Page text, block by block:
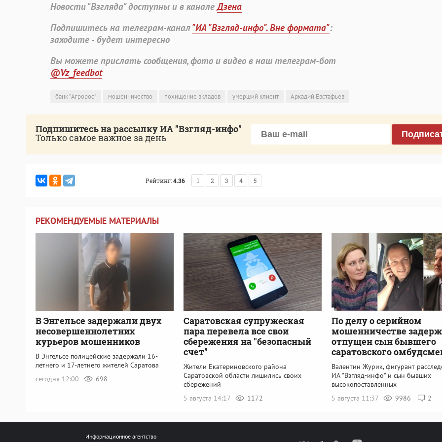
Новости "Взгляда" доступны и в каналеДзена
Подпишитесь на телеграм-канал"ИА "Взгляд-инфо". Вне формата":
заходите - будет интересно
Вы можете прислать сообщения, фото и видео в наш телеграм-бот
@Vz_feedbot
банк "Агророс" мошенничество похищение вкладов умерший клиент Аркадий Евстафьев
Подпишитесь на рассылку ИА "Взгляд-инфо"
Только самое важное за день
Рейтинг:4.36 1 2 3 4 5
РЕКОМЕНДУЕМЫЕ МАТЕРИАЛЫ
В Энгельсе задержали двух
несовершеннолетних
курьеров мошенников
В Энгельсе полицейские задержали 16-
летнего и 17-летнего жителей Саратова
сегодня 12:00
698
Саратовская супружеская
пара перевела все свои
сбережения на "безопасный
счет"
Жители Екатериновского района
Саратовской области лишились своих
сбережений
5 августа 14:17
1172
По делу о серийном
мошенничестве
отпущен сын бывшего
саратовского
Валентин Журик, фигурант
ИА "Взгляд-инфо" и сын бывших
высокопоставленных
5 августа 11:37
9986 2
Информационное агентство